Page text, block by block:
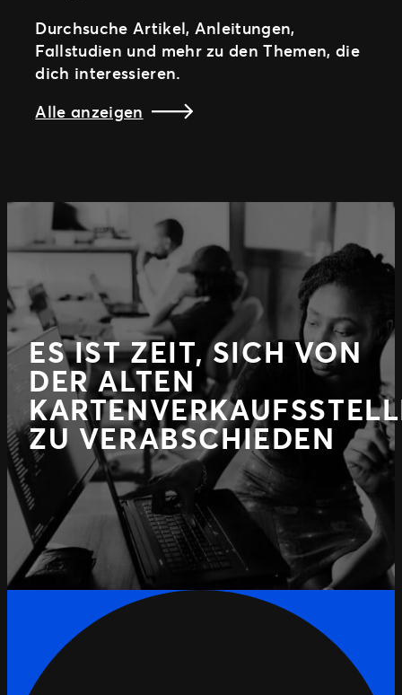
Durchsuche Artikel, Anleitungen,
Fallstudien und mehr zu den Themen, die
dich interessieren.
Alle anzeigen
ES IST ZEIT, SICH VON
DER ALTEN
ZU VERABSCHIEDEN